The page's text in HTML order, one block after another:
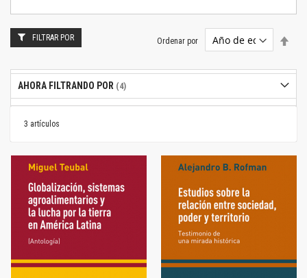
3 artículos
Ordenar por
FILTRAR POR
AHORA FILTRANDO POR